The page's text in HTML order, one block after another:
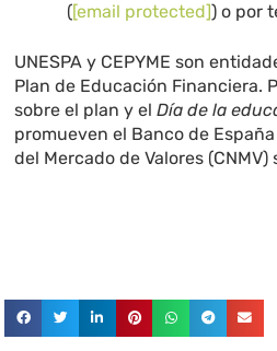
([email protected]) o por
UNESPA y CEPYME son
Plan de Educación Financiera.
sobre el plan y elDía de la
promueven el Banco de
del Mercado de Valores